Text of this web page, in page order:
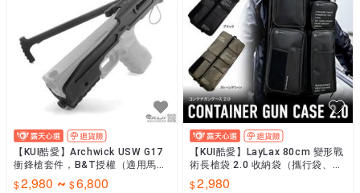
【KUI酷愛】Archwick USW G17
衝鋒槍套件，B&T授權（適用馬
牌、WE、KJ、GHK）AUS2
2,980 ~ 6,800
【KUI酷愛】LayLax 80cm 變形戰
術長槍袋 2.0 收納袋（攜行袋、BB
槍袋、裝備防護袋）KUI736
2,980